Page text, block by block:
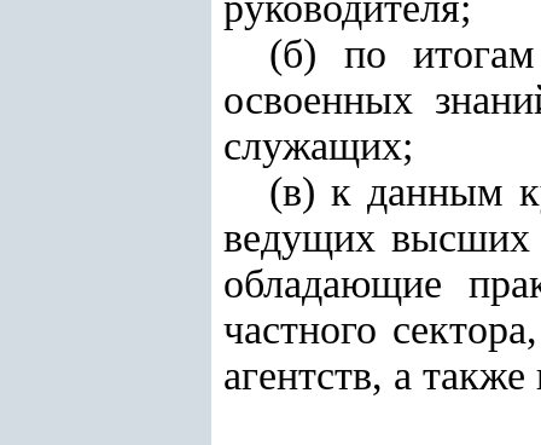
(б) по итогам
освоенных
служащих;
(в) к данным
ведущих высших
обладающие
частного
агентств, а